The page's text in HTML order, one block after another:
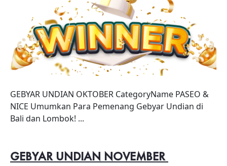
GEBYAR UNDIAN OKTOBER CategoryName PASEO &
NICE Umumkan Para Pemenang Gebyar Undian di
Bali dan Lombok! ...
GEBYAR UNDIAN NOVEMBER